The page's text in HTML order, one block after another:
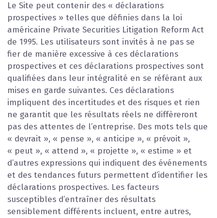
Le Site peut contenir des « déclarations
prospectives » telles que définies dans la loi
américaine Private Securities Litigation Reform Act
de 1995. Les utilisateurs sont invités à ne pas se
fier de manière excessive à ces déclarations
prospectives et ces déclarations prospectives sont
qualifiées dans leur intégralité en se référant aux
mises en garde suivantes. Ces déclarations
impliquent des incertitudes et des risques et rien
ne garantit que les résultats réels ne diffèreront
pas des attentes de l’entreprise. Des mots tels que
« devrait », « pense », « anticipe », « prévoit »,
« peut », « attend », « projette », « estime » et
d’autres expressions qui indiquent des événements
et des tendances futurs permettent d’identifier les
déclarations prospectives. Les facteurs
susceptibles d’entraîner des résultats
sensiblement différents incluent, entre autres,